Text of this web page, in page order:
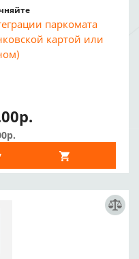
паркомата
картой или